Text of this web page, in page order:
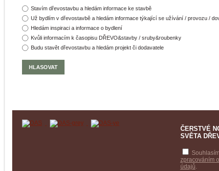
Stavím dřevostavbu a hledám informace ke stavbě
Už bydlím v dřevostavbě a hledám informace týkající se užívání / provozu /
Hledám inspiraci a informace o bydlení
Kvůli informacím k časopisu DŘEVO&stavby / sruby&roubenky
Budu stavět dřevostavbu a hledám projekt či dodavatele
ČERSTVÉ
SVĚTA
zpracováním
údajů.